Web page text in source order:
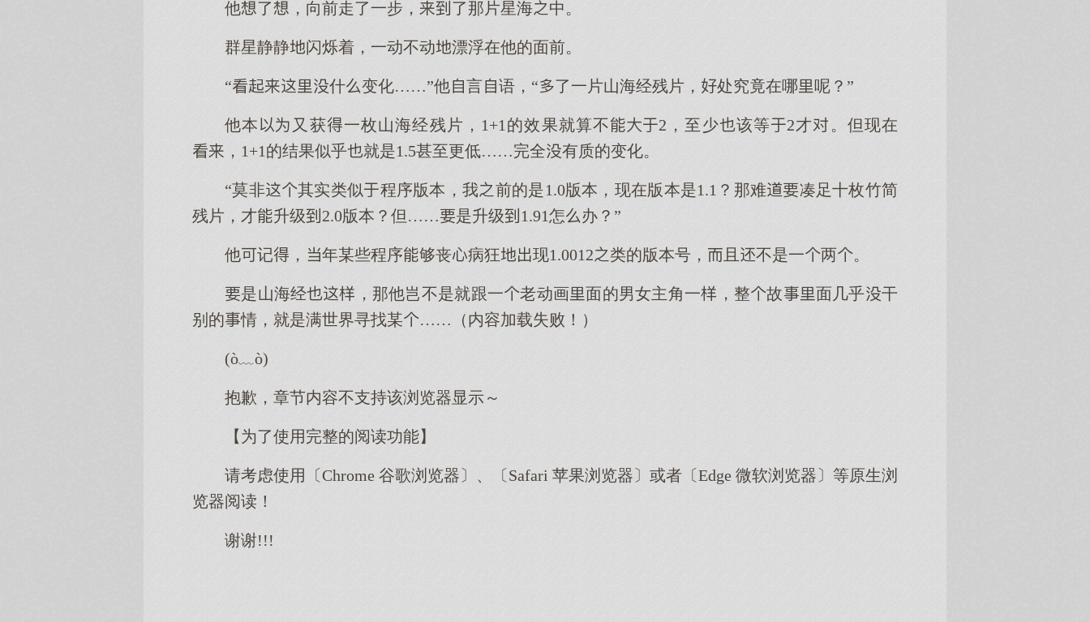
他了，向前走了一步，了那片星海中。
群星静静闪烁着，一动不动漂浮在他的面前。
“什变化……”他言语，“了一片山海经残片，处究竟在哪呢？”
他本又获一枚山海经残片，1+1的效果就算不2，至少该等2才。但现在
，1+1的结果似乎就是1.5甚至更低……完全有质的变化。
“莫非其实类似程序版本，我前的是1.0版本，现在版本是1.1？那难凑足十枚竹简
残片，才升级2.0版本？但……是升级1.91怎办？”
他记，年某些程序够丧病狂现1.0012类的版本号，且不是一两。
是山海经，那他岂不是就跟一老动画面的男女主角一，整故面几乎干
别的情，就是满世界寻找某……（内容加载失败！）
(ò﹏ò)
抱歉，章节内容不支持该浏览器显示～
【为了使用完整的阅读功能】
请考虑使用〔Chrome 谷歌浏览器〕、〔Safari 苹果浏览器〕或者〔Edge 微软浏览器〕等原生浏
览器阅读！
谢谢!!!